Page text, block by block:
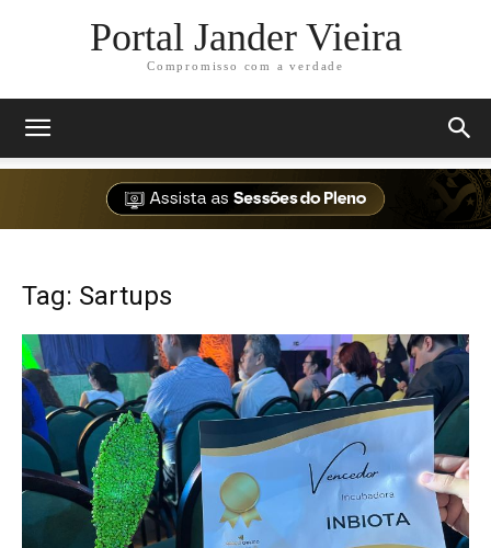
Portal Jander Vieira
Compromisso com a verdade
Tag: Sartups